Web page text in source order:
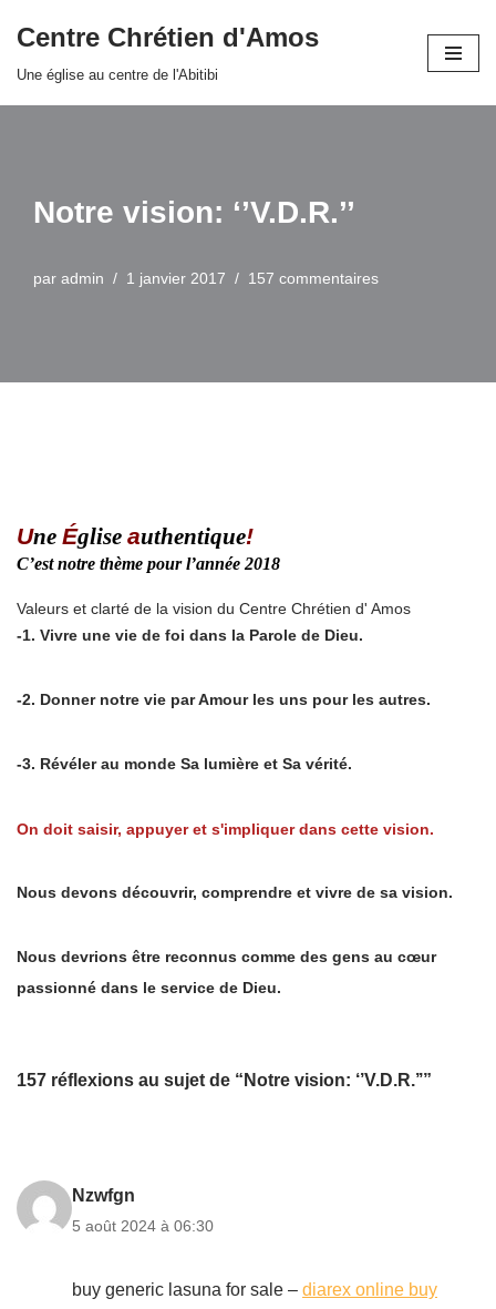
Centre Chrétien d'Amos
Une église au centre de l'Abitibi
Notre vision: ‘’V.D.R.’’
par admin 1 janvier 2017 157 commentaires
Une Église authentique!
C’est notre thème pour l’année 2018
Valeurs et clarté de la vision du Centre Chrétien d' Amos
-1. Vivre une vie de foi dans la Parole de Dieu.
-2. Donner notre vie par Amour les uns pour les autres.
-3. Révéler au monde Sa lumière et Sa vérité.
On doit saisir, appuyer et s'impliquer dans cette vision.
Nous devons découvrir, comprendre et vivre de sa vision.
Nous devrions être reconnus comme des gens au cœur
passionné dans le service de Dieu.
157 réflexions au sujet de “Notre vision: ‘’V.D.R.’’”
Nzwfgn
5 août 2024 à 06:30
buy generic lasuna for sale – diarex online buy